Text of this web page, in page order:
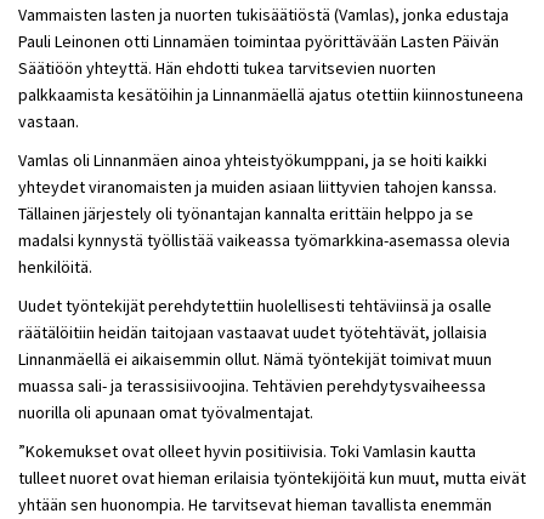
Vammaisten lasten ja nuorten tukisäätiöstä (Vamlas), jonka edustaja
Pauli Leinonen otti Linnamäen toimintaa pyörittävään Lasten Päivän
Säätiöön yhteyttä. Hän ehdotti tukea tarvitsevien nuorten
palkkaamista kesätöihin ja Linnanmäellä ajatus otettiin kiinnostuneena
vastaan.
Vamlas oli Linnanmäen ainoa yhteistyökumppani, ja se hoiti kaikki
yhteydet viranomaisten ja muiden asiaan liittyvien tahojen kanssa.
Tällainen järjestely oli työnantajan kannalta erittäin helppo ja se
madalsi kynnystä työllistää vaikeassa työmarkkina-asemassa olevia
henkilöitä.
Uudet työntekijät perehdytettiin huolellisesti tehtäviinsä ja osalle
räätälöitiin heidän taitojaan vastaavat uudet työtehtävät, jollaisia
Linnanmäellä ei aikaisemmin ollut. Nämä työntekijät toimivat muun
muassa sali- ja terassisiivoojina. Tehtävien perehdytysvaiheessa
nuorilla oli apunaan omat työvalmentajat.
”Kokemukset ovat olleet hyvin positiivisia. Toki Vamlasin kautta
tulleet nuoret ovat hieman erilaisia työntekijöitä kun muut, mutta eivät
yhtään sen huonompia. He tarvitsevat hieman tavallista enemmän